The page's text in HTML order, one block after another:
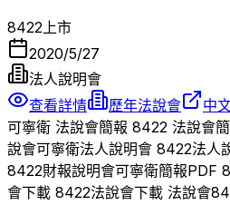
8422 上市
2020/5/27
法人說明會
查看詳情
歷年法說會 中
可寧衛 法說會簡報 8422 法說會
說會可寧衛法人說明會 8422法人
8422財報說明會可寧衛簡報PDF
會下載 8422法說會下載 法說會